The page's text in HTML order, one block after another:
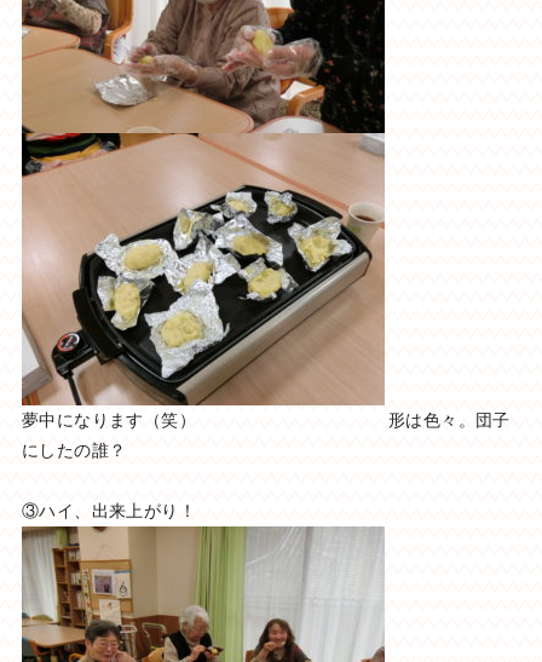
夢中になります（笑） 形は色々。団子
にしたの誰？
③ハイ、出来上がり！